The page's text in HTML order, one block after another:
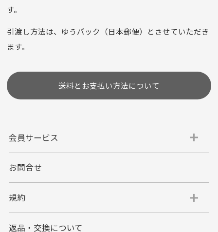
選びいただけない場合がございます。
代金引換
代引手数料一律400円
す。
す。
引渡し方法は、ゆうパック（日本郵便）とさせていただき
ます。
送料とお支払い方法について
会員サービス
お問合せ
規約
返品・交換について